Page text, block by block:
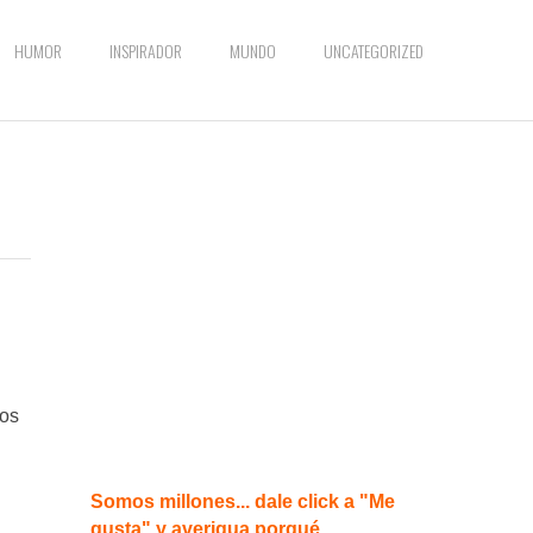
HUMOR INSPIRADOR MUNDO UNCATEGORIZED
Somos millones... dale click a "Me
gusta" y averigua porqué